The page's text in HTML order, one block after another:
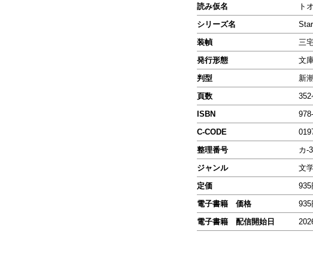
読み仮名
ト
シリーズ名
装幀
三
発行形態
文
判型
新
頁数
352
ISBN
C-CODE
整理番号
カ-
ジャンル
文
定価
935
電子書籍 価格
935
電子書籍 配信開始日